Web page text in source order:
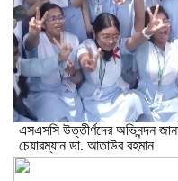
এসএসসি উত্তীর্ণদের অভিনন্দন
চেয়ারম্যান ডা. আতাউর রহমান